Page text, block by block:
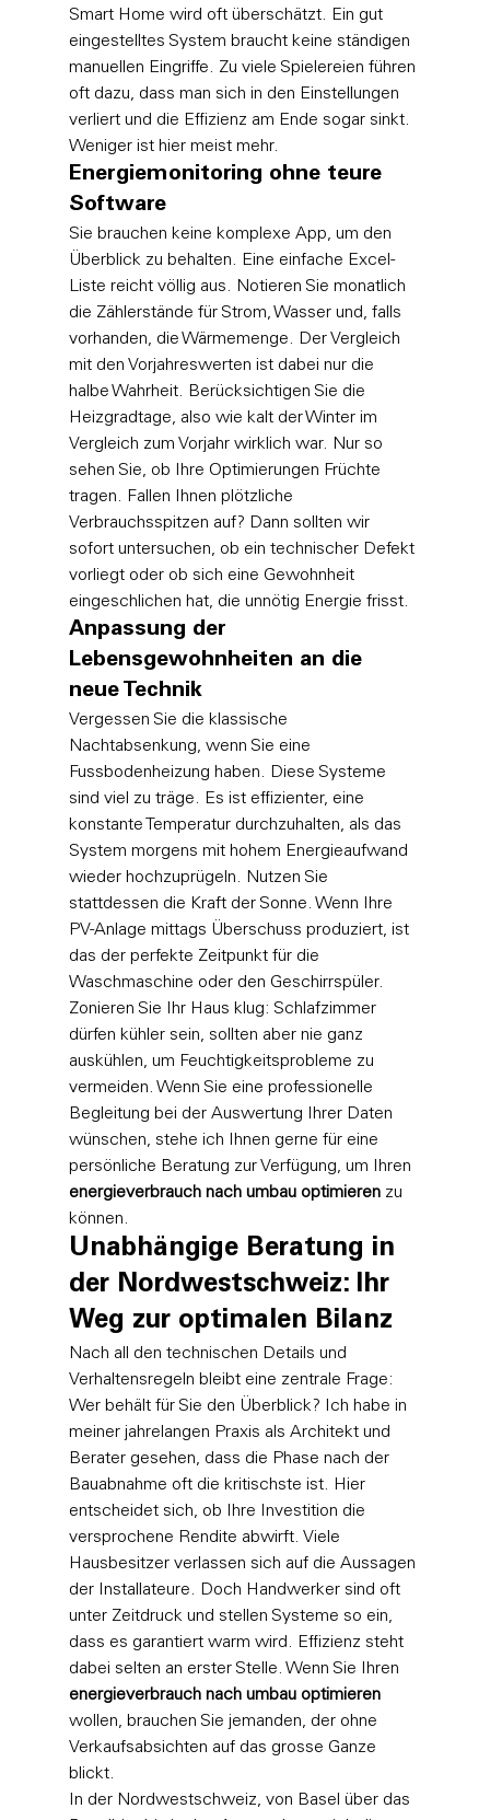
Smart Home wird oft überschätzt. Ein gut
eingestelltes System braucht keine ständigen
manuellen Eingriffe. Zu viele Spielereien führen
oft dazu, dass man sich in den Einstellungen
verliert und die Effizienz am Ende sogar sinkt.
Weniger ist hier meist mehr.
Energiemonitoring ohne teure
Software
Sie brauchen keine komplexe App, um den
Überblick zu behalten. Eine einfache Excel-
Liste reicht völlig aus. Notieren Sie monatlich
die Zählerstände für Strom, Wasser und, falls
vorhanden, die Wärmemenge. Der Vergleich
mit den Vorjahreswerten ist dabei nur die
halbe Wahrheit. Berücksichtigen Sie die
Heizgradtage, also wie kalt der Winter im
Vergleich zum Vorjahr wirklich war. Nur so
sehen Sie, ob Ihre Optimierungen Früchte
tragen. Fallen Ihnen plötzliche
Verbrauchsspitzen auf? Dann sollten wir
sofort untersuchen, ob ein technischer Defekt
vorliegt oder ob sich eine Gewohnheit
eingeschlichen hat, die unnötig Energie frisst.
Anpassung der
Lebensgewohnheiten an die
neue Technik
Vergessen Sie die klassische
Nachtabsenkung, wenn Sie eine
Fussbodenheizung haben. Diese Systeme
sind viel zu träge. Es ist effizienter, eine
konstante Temperatur durchzuhalten, als das
System morgens mit hohem Energieaufwand
wieder hochzuprügeln. Nutzen Sie
stattdessen die Kraft der Sonne. Wenn Ihre
PV-Anlage mittags Überschuss produziert, ist
das der perfekte Zeitpunkt für die
Waschmaschine oder den Geschirrspüler.
Zonieren Sie Ihr Haus klug: Schlafzimmer
dürfen kühler sein, sollten aber nie ganz
auskühlen, um Feuchtigkeitsprobleme zu
vermeiden. Wenn Sie eine professionelle
Begleitung bei der Auswertung Ihrer Daten
wünschen, stehe ich Ihnen gerne für eine
persönliche Beratung zur Verfügung, um Ihren
energieverbrauch nach umbau optimieren zu
können.
Unabhängige Beratung in
der Nordwestschweiz: Ihr
Weg zur optimalen Bilanz
Nach all den technischen Details und
Verhaltensregeln bleibt eine zentrale Frage:
Wer behält für Sie den Überblick? Ich habe in
meiner jahrelangen Praxis als Architekt und
Berater gesehen, dass die Phase nach der
Bauabnahme oft die kritischste ist. Hier
entscheidet sich, ob Ihre Investition die
versprochene Rendite abwirft. Viele
Hausbesitzer verlassen sich auf die Aussagen
der Installateure. Doch Handwerker sind oft
unter Zeitdruck und stellen Systeme so ein,
dass es garantiert warm wird. Effizienz steht
dabei selten an erster Stelle. Wenn Sie Ihren
energieverbrauch nach umbau optimieren
wollen, brauchen Sie jemanden, der ohne
Verkaufsabsichten auf das grosse Ganze
blickt.
In der Nordwestschweiz, von Basel über das